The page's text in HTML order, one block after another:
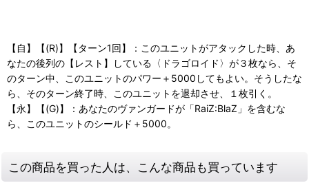
【自】【(R)】【ターン1回】：このユニットがアタックした時、あ
なたの後列の【レスト】している〈ドラゴロイド〉が３枚なら、そ
のターン中、このユニットのパワー＋5000してもよい。そうしたな
ら、そのターン終了時、このユニットを退却させ、１枚引く。
【永】【(G)】：あなたのヴァンガードが「RaiZ:BlaZ」を含むな
ら、このユニットのシールド＋5000。
この商品を買った人は、こんな商品も買っています